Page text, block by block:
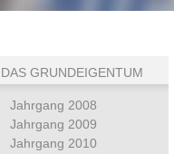
DAS GRUNDEIGENTUM
Jahrgang 2008
Jahrgang 2009
Jahrgang 2010